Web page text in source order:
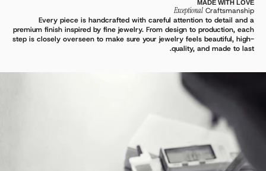
MADE WITH LOVE
Exceptional Craftsmanship
Every piece is handcrafted with careful attention to detail and a
premium finish inspired by fine jewelry. From design to production, each
step is closely overseen to make sure your jewelry feels beautiful, high-
quality, and made to last.